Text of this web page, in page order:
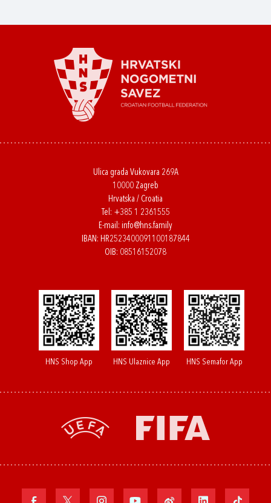
Ulica grada Vukovara 269A
10000 Zagreb
Hrvatska / Croatia
Tel: +385 1 2361555
E-mail: info@hns.family
IBAN: HR2523400091100187844
OIB: 08516152078
HNS Shop App HNS Ulaznice App HNS Semafor App